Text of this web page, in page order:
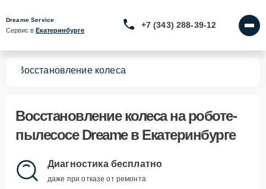
Dreame Service
Сервис в Екатеринбурге
+7 (343) 288-39-12
Восстановление колеса
Восстановление колесана роботе-
пылесосе Dreame в Екатеринбурге
Диагностика бесплатно
даже при отказе от ремонта